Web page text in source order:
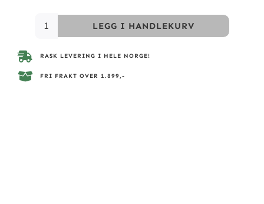
LEGG I HANDLEKURV
RASK LEVERING I HELE NORGE!
FRI FRAKT OVER 1.899,-